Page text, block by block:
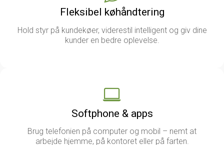
Fleksibel køhåndtering
Hold styr på kundekøer, viderestil intelligent og giv dine
kunder en bedre oplevelse.
Softphone & apps
Brug telefonien på computer og mobil – nemt at
arbejde hjemme, på kontoret eller på farten.